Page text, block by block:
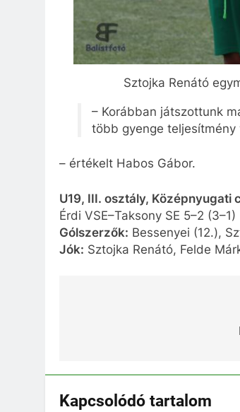
Sztojka Renátó
– Korábban játszottunk
több gyenge
– értékelt Habos Gábor.
U19, III. osztály, Középnyugati
Érdi VSE–Taksony SE 5–2 (3–1)
Gólszerzők: Bessenyei (12.),
Jók: Sztojka Renátó, Felde
Kapcsolódó tartalom